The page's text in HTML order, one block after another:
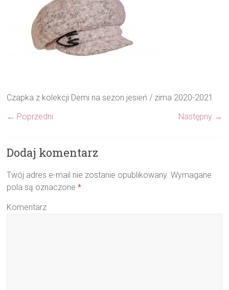
Czapka z kolekcji Demi na sezon jesień / zima 2020-2021
← Poprzedni
Następny →
Dodaj komentarz
Twój adres e-mail nie zostanie opublikowany. Wymagane
pola są oznaczone*
Komentarz